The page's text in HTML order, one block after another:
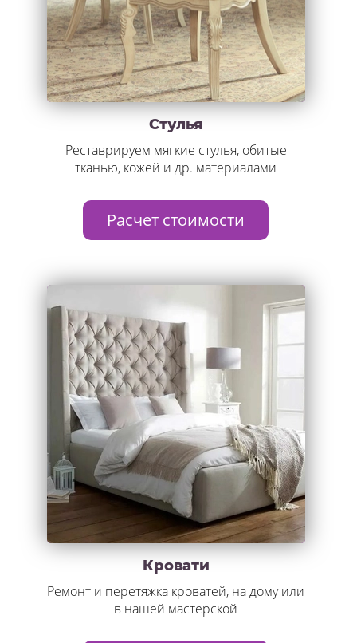
Стулья
Реставрируем мягкие стулья, обитые
тканью, кожей и др. материалами
Расчет стоимости
Кровати
Ремонт и перетяжка кроватей, на дому или
в нашей мастерской